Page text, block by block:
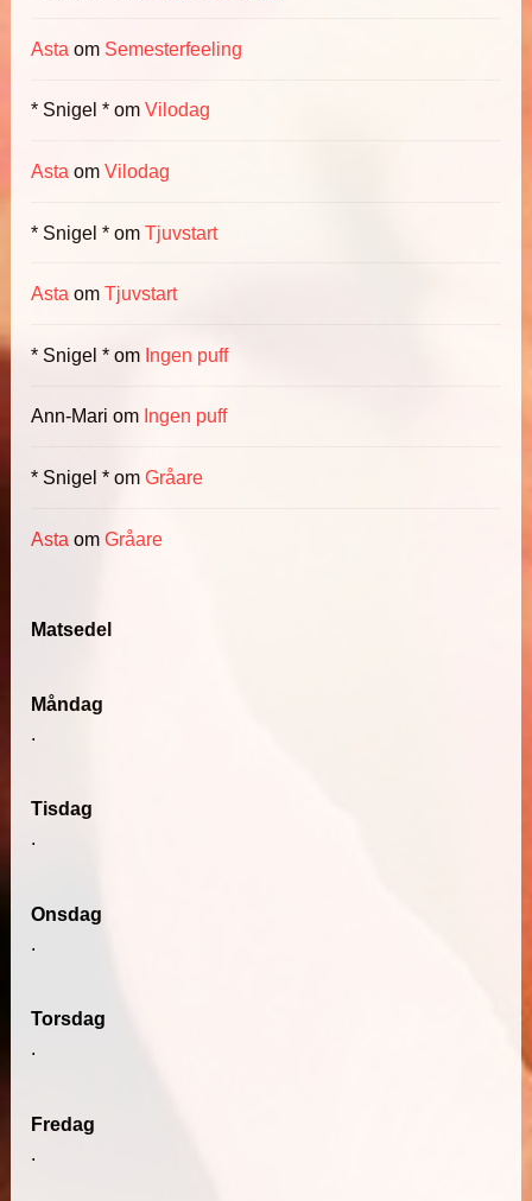
Asta om Semesterfeeling
* Snigel * omVilodag
Asta omVilodag
* Snigel * omTjuvstart
Asta omTjuvstart
* Snigel * om Ingen puff
Ann-Mari om Ingen puff
* Snigel * omGråare
Asta omGråare
Matsedel
Måndag
.
Tisdag
.
Onsdag
.
Torsdag
.
Fredag
.